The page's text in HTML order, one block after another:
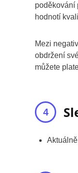
poděkování
hodnotí
Mezi
obdržení
můžete